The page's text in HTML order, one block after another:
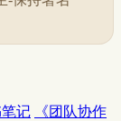
笔记 《团队协作